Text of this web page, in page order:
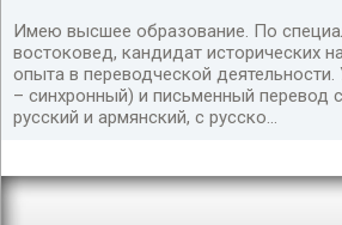
Имею высшее образование. По
востоковед, кандидат исторических
опыта в переводческой
– синхронный) и письменный перевод
русский и армянский, с русско...